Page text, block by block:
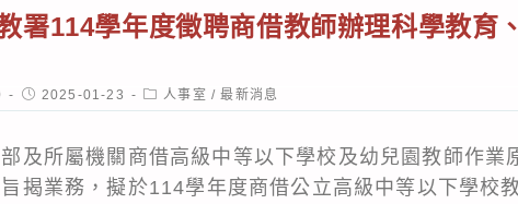
署114學年度徵聘商借教師辦理科學教育
Post
published:
2025-01-23
Post
category:
人事室 / 最新消息
及所屬機關商借高級中等以下學校及幼兒園教師作業
揭業務，擬於114學年度商借公立高級中等以下學校